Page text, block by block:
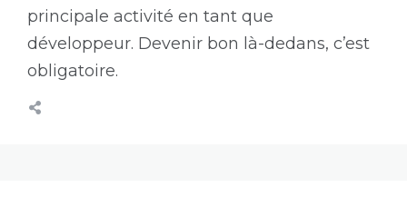
principale activité en tant que
développeur. Devenir bon là-dedans, c’est
obligatoire.